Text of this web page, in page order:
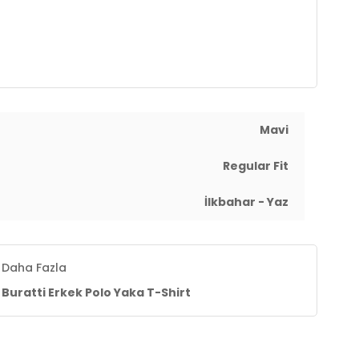
yıkama programında yıkanması, kurutma
Mavi
Regular Fit
İlkbahar - Yaz
Daha Fazla
Buratti Erkek Polo Yaka T-Shirt